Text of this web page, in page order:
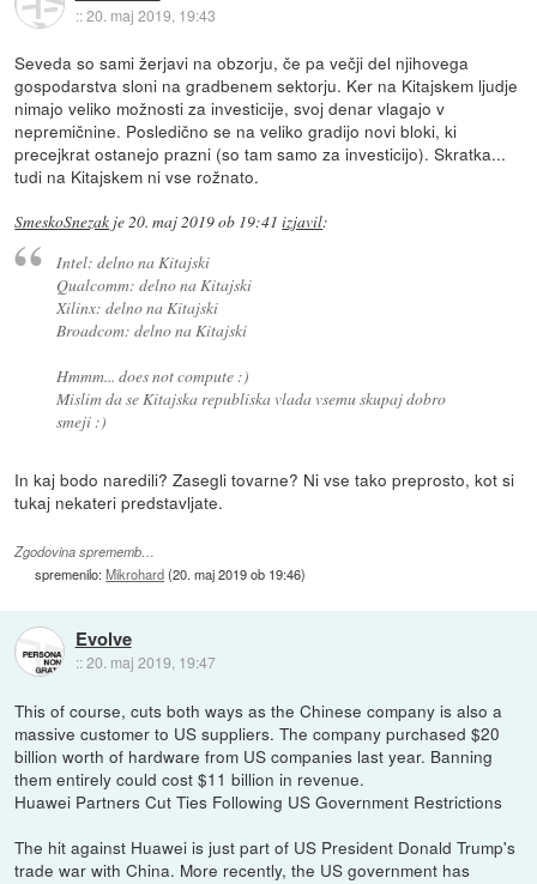
::20. maj 2019, 19:43
Seveda so sami žerjavi na obzorju, če pa večji del njihovega
gospodarstva sloni na gradbenem sektorju. Ker na Kitajskem ljudje
nimajo veliko možnosti za investicije, svoj denar vlagajo v
nepremičnine. Posledično se na veliko gradijo novi bloki, ki
precejkrat ostanejo prazni (so tam samo za investicijo). Skratka...
tudi na Kitajskem ni vse rožnato.
SmeskoSnezak je20. maj 2019 ob 19:41 izjavil:
Intel: delno na Kitajski
Qualcomm: delno na Kitajski
Xilinx: delno na Kitajski
Broadcom: delno na Kitajski
Hmmm... does not compute :)
Mislim da se Kitajska republiska vlada vsemu skupaj dobro
smeji :)
In kaj bodo naredili? Zasegli tovarne? Ni vse tako preprosto, kot si
tukaj nekateri predstavljate.
Zgodovina sprememb…
spremenilo:Mikrohard(20. maj 2019 ob 19:46)
Evolve
::20. maj 2019, 19:47
This of course, cuts both ways as the Chinese company is also a
massive customer to US suppliers. The company purchased $20
billion worth of hardware from US companies last year. Banning
them entirely could cost $11 billion in revenue.
Huawei Partners Cut Ties Following US Government Restrictions
The hit against Huawei is just part of US President Donald Trump's
trade war with China. More recently, the US government has